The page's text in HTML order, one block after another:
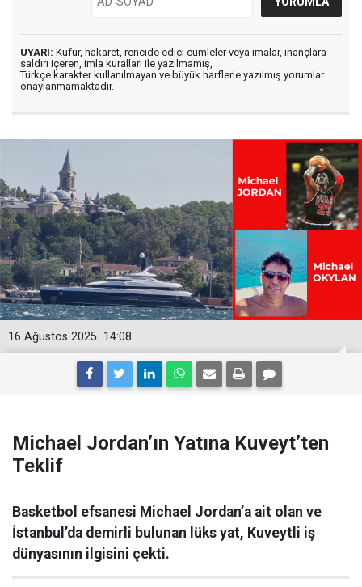
UYARI: Küfür, hakaret, rencide edici cümleler veya imalar, inançlara
saldırı içeren, imla kuralları ile yazılmamış,
Türkçe karakter kullanılmayan ve büyük harflerle yazılmış yorumlar
onaylanmamaktadır.
14:08
16 Ağustos 2025
Michael Jordan’ın Yatına Kuveyt’ten
Teklif
Basketbol efsanesi Michael Jordan’a ait olan ve
İstanbul’da demirli bulunan lüks yat, Kuveytli iş
dünyasının ilgisini çekti.